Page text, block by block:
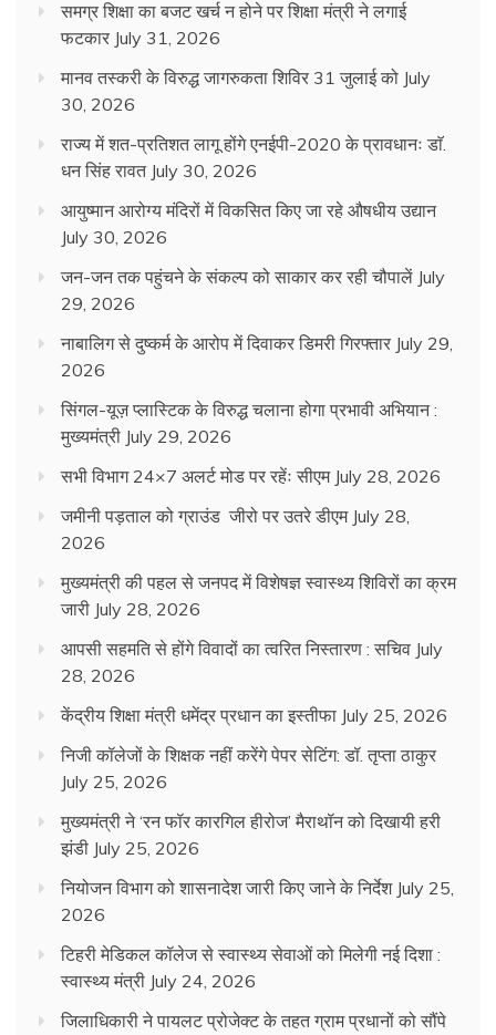
समग्र शिक्षा का बजट खर्च न होने पर शिक्षा मंत्री ने लगाई
फटकार July 31, 2026
मानव तस्करी के विरुद्ध जागरुकता शिविर 31 जुलाई को July
30, 2026
राज्य में शत-प्रतिशत लागू होंगे एनईपी-2020 के प्रावधानः डाॅ.
धन सिंह रावत July 30, 2026
आयुष्मान आरोग्य मंदिरों में विकसित किए जा रहे औषधीय उद्यान
July 30, 2026
जन-जन तक पहुंचने के संकल्प को साकार कर रही चौपालें July
29, 2026
नाबालिग से दुष्कर्म के आरोप में दिवाकर डिमरी गिरफ्तार July 29,
2026
सिंगल-यूज़ प्लास्टिक के विरुद्ध चलाना होगा प्रभावी अभियान :
मुख्यमंत्री July 29, 2026
सभी विभाग 24×7 अलर्ट मोड पर रहेंः सीएम July 28, 2026
जमीनी पड़ताल को ग्राउंड जीरो पर उतरे डीएम July 28,
2026
मुख्यमंत्री की पहल से जनपद में विशेषज्ञ स्वास्थ्य शिविरों का क्रम
जारी July 28, 2026
आपसी सहमति से होंगे विवादों का त्वरित निस्तारण : सचिव July
28, 2026
केंद्रीय शिक्षा मंत्री धमेंद्र प्रधान का इस्तीफा July 25, 2026
निजी कॉलेजों के शिक्षक नहीं करेंगे पेपर सेटिंग: डॉ. तृप्ता ठाकुर
July 25, 2026
मुख्यमंत्री ने ‘रन फॉर कारगिल हीरोज’ मैराथॉन को दिखायी हरी
झंडी July 25, 2026
नियोजन विभाग को शासनादेश जारी किए जाने के निर्देश July 25,
2026
टिहरी मेडिकल कॉलेज से स्वास्थ्य सेवाओं को मिलेगी नई दिशा :
स्वास्थ्य मंत्री July 24, 2026
जिलाधिकारी ने पायलट प्रोजेक्ट के तहत ग्राम प्रधानों को सौंपे